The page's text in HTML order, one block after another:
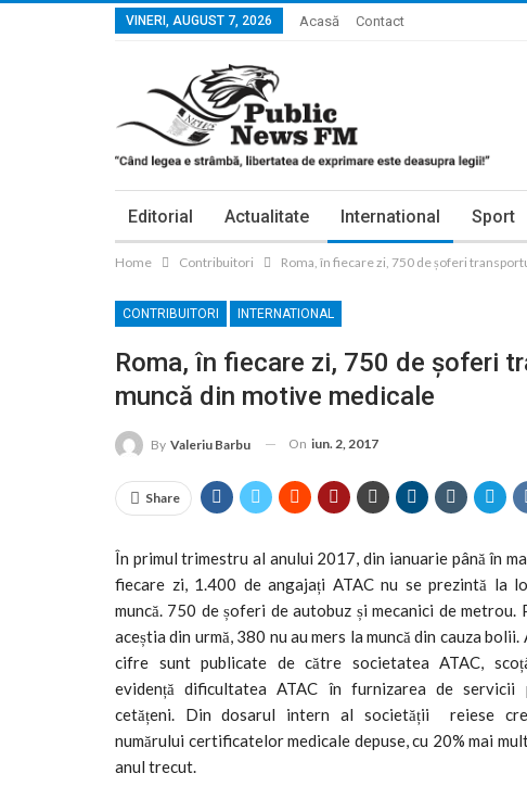
VINERI, AUGUST 7, 2026 Acasă Contact
Editorial Actualitate International Sport
Home Contribuitori Roma, în fiecare zi, 750 de șoferi
CONTRIBUITORI INTERNATIONAL
Roma, în fiecare zi, 750 de șoferi
muncă din motive medicale
By Valeriu Barbu On iun. 2, 2017
Share
În primul trimestru al anului 2017, din ianuarie până în
fiecare zi, 1.400 de angajați ATAC nu se prezintă la
muncă. 750 de șoferi de autobuz și mecanici de metrou.
aceștia din urmă, 380 nu au mers la muncă din cauza bolii.
cifre sunt publicate de către societatea ATAC,
evidență dificultatea ATAC în furnizarea de servicii
cetățeni. Din dosarul intern al societății reiese
numărului certificatelor medicale depuse, cu 20% mai
anul trecut.